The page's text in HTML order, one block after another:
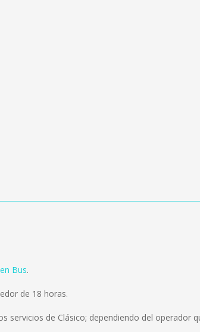
Bus.
de 18 horas.
servicios de Clásico; dependiendo del operador